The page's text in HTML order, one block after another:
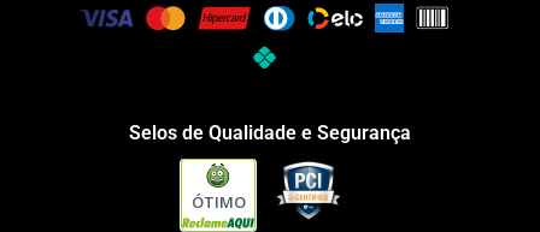
Selos de Qualidade e Segurança
ÓTIMO